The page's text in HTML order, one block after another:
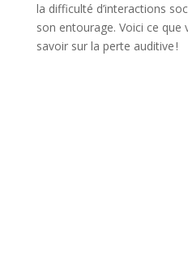
la difficulté d’interactions
son entourage. Voici ce
savoir sur la perte auditive !